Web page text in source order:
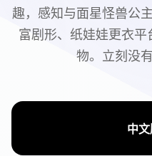
趣，感知与面星怪兽公
富剧形、纸娃娃更衣
物。立刻没
中